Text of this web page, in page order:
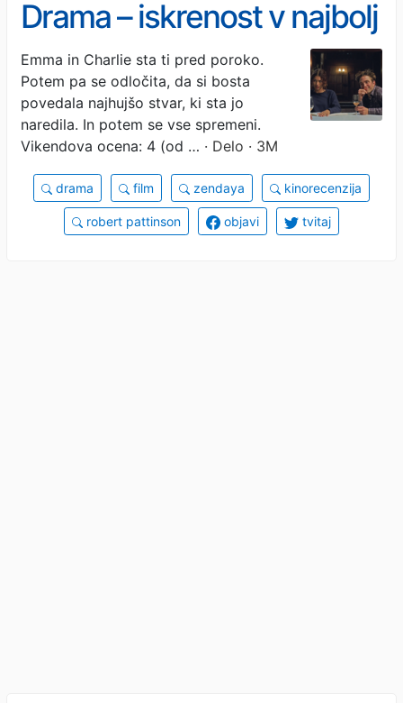
Drama – iskrenost v najbolj
intimnih odnosih
Emma in Charlie sta ti pred poroko.
Potem pa se odločita, da si bosta
povedala najhujšo stvar, ki sta jo
naredila. In potem se vse spremeni.
Vikendova ocena: 4 (od … · Delo · 3M
drama film zendaya kinorecenzija
robert pattinson objavi tvitaj